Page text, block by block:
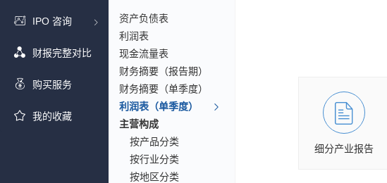
IPO 咨询
财报完整对比
购买服务
我的收藏
资产负债表
利润表
现金流量表
财务摘要（报告期）
财务摘要（单季度）
利润表（单季度）
主营构成
按产品分类
按行业分类
按地区分类
细分产业报告